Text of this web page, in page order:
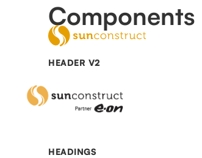
Components
HEADER V2
Stylesheet
HEADINGS